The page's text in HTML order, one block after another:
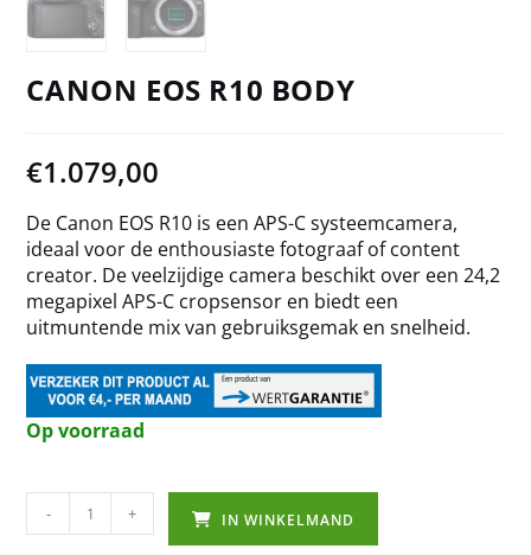
CANON EOS R10 BODY
€1.079,00
De Canon EOS R10 is een APS-C systeemcamera,
ideaal voor de enthousiaste fotograaf of content
creator. De veelzijdige camera beschikt over een 24,2
megapixel APS-C cropsensor en biedt een
uitmuntende mix van gebruiksgemak en snelheid.
Op voorraad
- + IN WINKELMAND